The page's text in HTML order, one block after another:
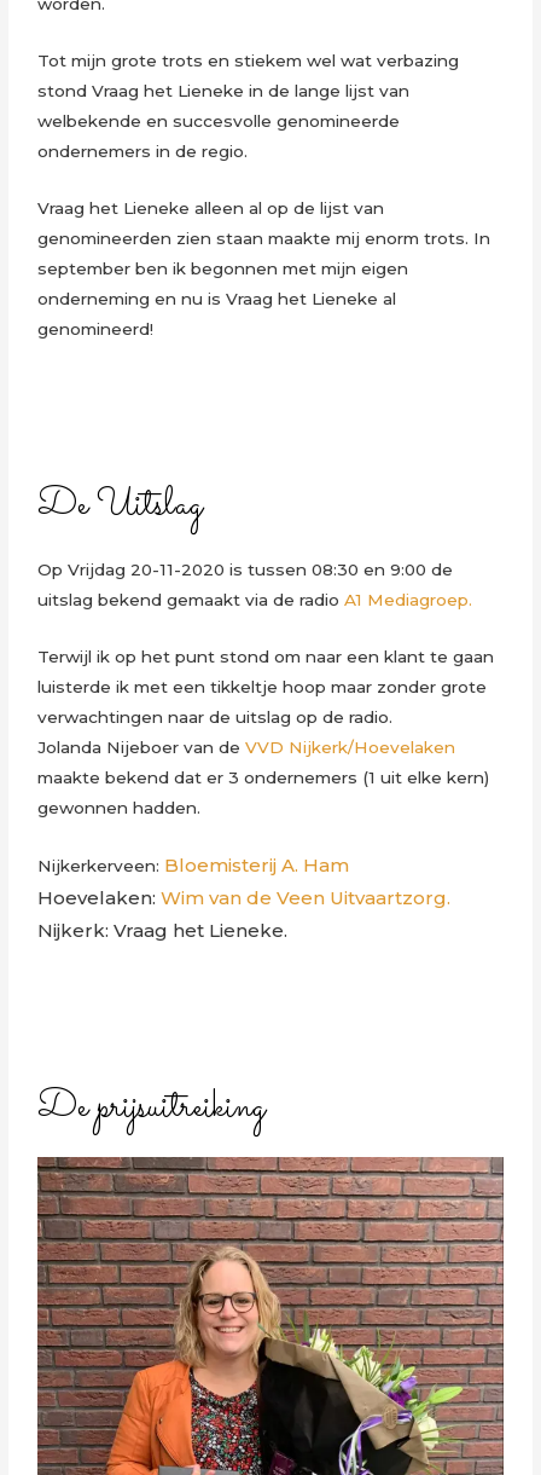
Tot mijn grote trots en stiekem wel wat verbazing
stond Vraag het Lieneke in de lange lijst van
welbekende en succesvolle genomineerde
ondernemers in de regio.
Vraag het Lieneke alleen al op de lijst van
genomineerden zien staan maakte mij enorm trots. In
september ben ik begonnen met mijn eigen
onderneming en nu is Vraag het Lieneke al
genomineerd!
De Uitslag
Op Vrijdag 20-11-2020 is tussen 08:30 en 9:00 de
uitslag bekend gemaakt via de radioA1 Mediagroep.
Terwijl ik op het punt stond om naar een klant te gaan
luisterde ik met een tikkeltje hoop maar zonder grote
verwachtingen naar de uitslag op de radio.
Jolanda Nijeboer van deVVD Nijkerk/Hoevelaken
maakte bekend dat er 3 ondernemers (1 uit elke kern)
gewonnen hadden.
Nijkerkerveen: Bloemisterij A. Ham
Hoevelaken:Wim van de Veen Uitvaartzorg.
Nijkerk: Vraag het Lieneke.
De prijsuitreiking